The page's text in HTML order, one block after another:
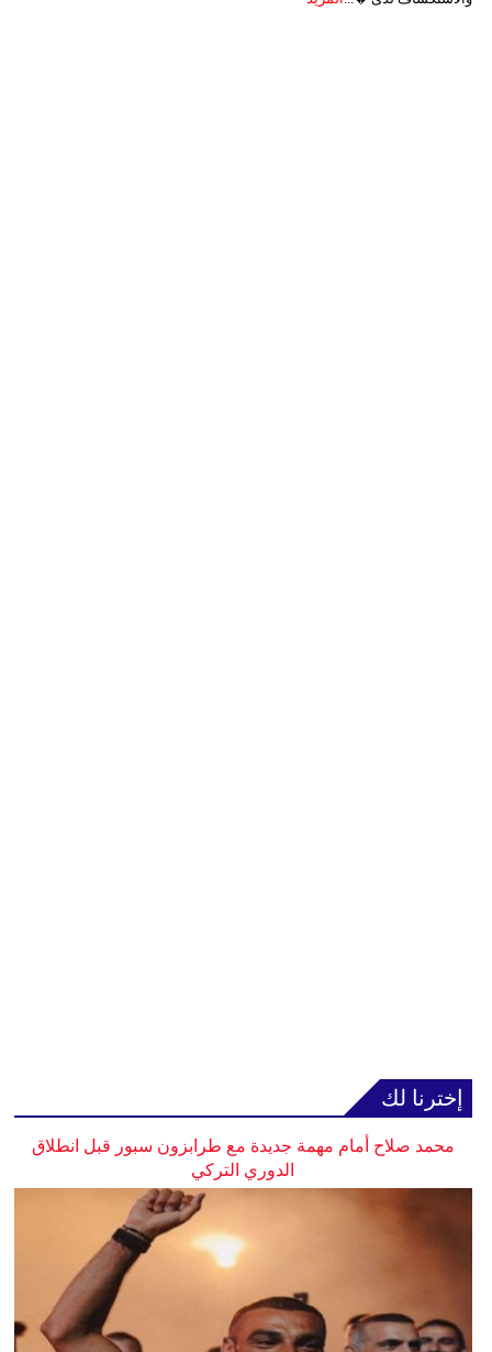
إخترنا لك
محمد صلاح أمام مهمة جديدة مع طرابزون سبور قبل انطلاق
الدوري التركي